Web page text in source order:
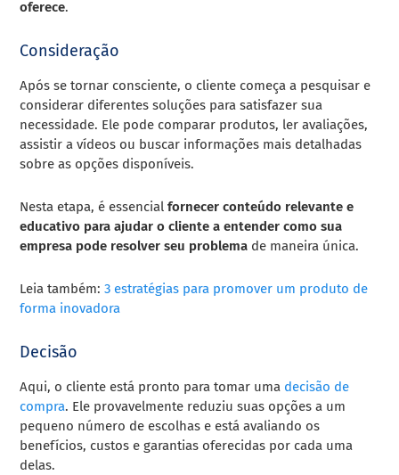
oferece.
Consideração
Após se tornar consciente, o cliente começa a pesquisar e
considerar diferentes soluções para satisfazer sua
necessidade. Ele pode comparar produtos, ler avaliações,
assistir a vídeos ou buscar informações mais detalhadas
sobre as opções disponíveis.
Nesta etapa, é essencialfornecer conteúdo relevante e
educativo para ajudar o cliente a entender como sua
empresa pode resolver seu problema de maneira única.
Leia também: 3 estratégias para promover um produto de
forma inovadora
Decisão
Aqui, o cliente está pronto para tomar uma decisão de
compra. Ele provavelmente reduziu suas opções a um
pequeno número de escolhas e está avaliando os
benefícios, custos e garantias oferecidas por cada uma
delas.